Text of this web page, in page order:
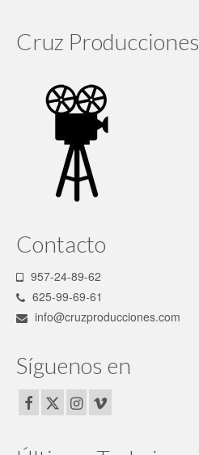
Cruz Producciones
Contacto
957-24-89-62
625-99-69-61
info@cruzproducciones.com
Síguenos en